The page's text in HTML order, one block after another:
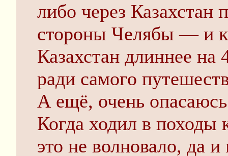
либо через Казахстан
стороны Челябы — и к
Казахстан длиннее
ради самого
А ещё, очень
Когда ходил в
это не волновало, да